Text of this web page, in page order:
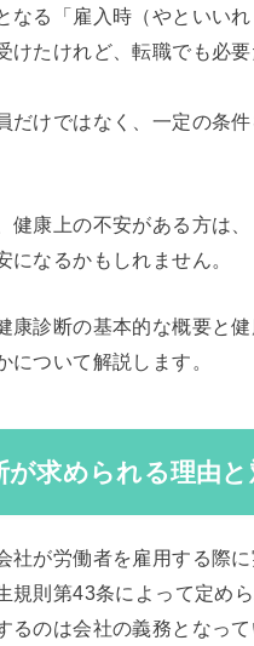
なる「雇入時（やといいれ
けたけれど、転職でも必
だけではなく、一定の条
健康上の不安がある方は
なるかもしれません。
康診断の基本的な概要と
ついて解説します。
が求められる理由
社が労働者を雇用する際に
規則第43条によって定め
るのは会社の義務となっ